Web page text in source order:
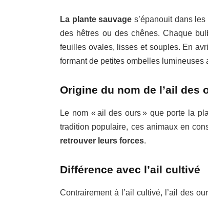
La plante sauvage s’épanouit dans
des hêtres ou des chênes. Chaque
feuilles ovales, lisses et souples. En
formant de petites ombelles lumineuses
Origine du nom de l’ail des
Le nom « ail des ours » que porte la
tradition populaire, ces animaux en
retrouver leurs forces.
Différence avec l’ail cultivé
Contrairement à l’ail cultivé, l’ail des